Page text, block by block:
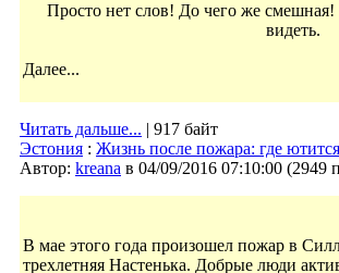
Просто нет слов! До чего же
видеть.
Далее...
Читать дальше... | 917 байт
Эстония : Жизнь после пожара: где
Автор: kreana в 04/09/2016 07:10:00 (2949
В мае этого года произошел пожар в
трехлетняя Настенька. Добрые люди